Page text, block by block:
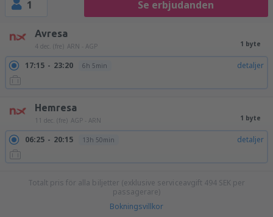
1 Se erbjudanden
Avresa
4 dec. (fre) ARN - AGP 1 byte
17:15 23:20 6h 5min detaljer
Hemresa
11 dec. (fre) AGP - ARN 1 byte
06:25 20:15 13h 50min detaljer
Totalt pris för alla biljetter (exklusive serviceavgift 494 SEK per
passagerare)
Bokningsvillkor